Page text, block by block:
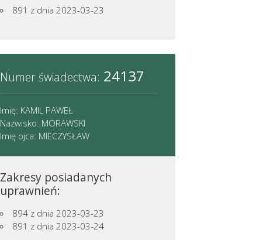
891 z dnia 2023-03-23
Numer świadectwa: 24137
Imię: KAMIL PAWEŁ
Nazwisko: MORAWSKI
Imię ojca: MIECZYSŁAW
Zakresy posiadanych
uprawnień:
894 z dnia 2023-03-23
891 z dnia 2023-03-24